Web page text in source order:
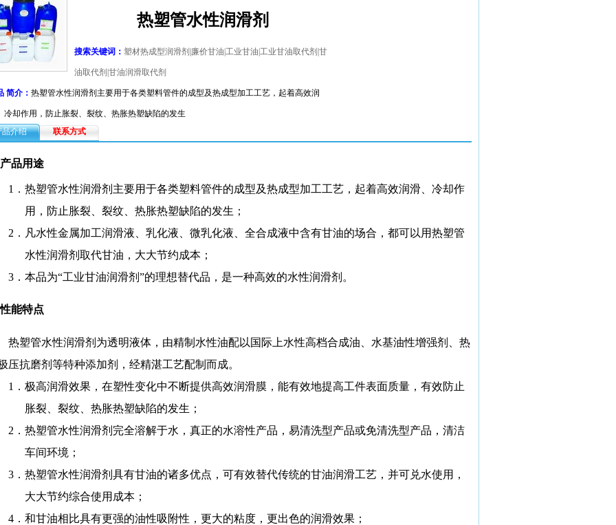
热塑管水性润滑剂
搜索关键词： 塑材热成型润滑剂|廉价甘油|工业甘油|工业甘油取代剂|甘
油取代剂|甘油润滑取代剂
简介： 热塑管水性润滑剂主要用于各类塑料管件的成型及热成型加工工艺，起着高效润
冷却作用，防止胀裂、裂纹、热胀热塑缺陷的发生
品介绍
联系方式
品用途
1． 热塑管水性润滑剂主要用于各类塑料管件的成型及热成型加工工艺，起着高效润滑、冷却作
用，防止胀裂、裂纹、热胀热塑缺陷的发生；
2． 凡水性金属加工润滑液、乳化液、微乳化液、全合成液中含有甘油的场合，都可以用热塑管
水性润滑剂取代甘油，大大节约成本；
3． 本品为“工业甘油润滑剂”的理想替代品，是一种高效的水性润滑剂。
能特点
热塑管水性润滑剂为透明液体，由精制水性油配以国际上水性高档合成油、水基油性增强剂、热
压抗磨剂等特种添加剂，经精湛工艺配制而成。
1． 极高润滑效果，在塑性变化中不断提供高效润滑膜，能有效地提高工件表面质量，有效防止
胀裂、裂纹、热胀热塑缺陷的发生；
2． 热塑管水性润滑剂完全溶解于水，真正的水溶性产品，易清洗型产品或免清洗型产品，清洁
车间环境；
3． 热塑管水性润滑剂具有甘油的诸多优点，可有效替代传统的甘油润滑工艺，并可兑水使用，
大大节约综合使用成本；
4． 和甘油相比具有更强的油性吸附性，更大的粘度，更出色的润滑效果；